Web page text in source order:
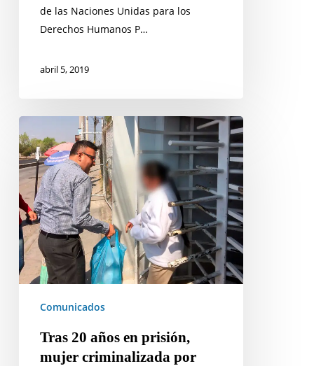
de las Naciones Unidas para los
Derechos Humanos P…
abril 5, 2019
20
años
en
prisión,
mujer
criminalizada
por
sufrir
un
aborto
recupera
Comunicados
Tras 20 años en prisión,
mujer criminalizada por